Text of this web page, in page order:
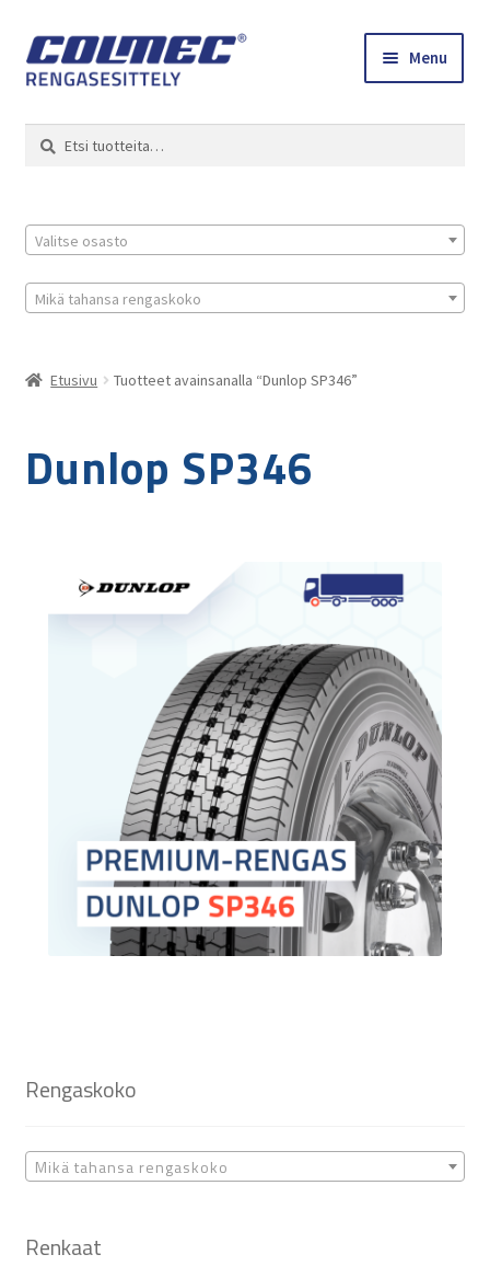
Skip
to
Skip
to
Menu
Colmec
0 tuotetta tarjouspyynnössä
Etsi:
Haku
Valitse osasto
Mikä tahansa rengaskoko
Etusivu Tuotteet avainsanalla “Dunlop SP346”
Dunlop SP346
Rengaskoko
Mikä tahansa rengaskoko
Renkaat